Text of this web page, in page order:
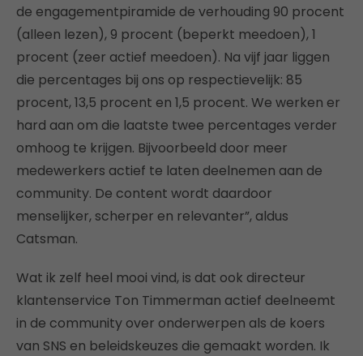
de engagementpiramide de verhouding 90 procent
(alleen lezen), 9 procent (beperkt meedoen), 1
procent (zeer actief meedoen). Na vijf jaar liggen
die percentages bij ons op respectievelijk: 85
procent, 13,5 procent en 1,5 procent. We werken er
hard aan om die laatste twee percentages verder
omhoog te krijgen. Bijvoorbeeld door meer
medewerkers actief te laten deelnemen aan de
community. De content wordt daardoor
menselijker, scherper en relevanter”, aldus
Catsman.
Wat ik zelf heel mooi vind, is dat ook directeur
klantenservice Ton Timmerman actief deelneemt
in de community over onderwerpen als de koers
van SNS en beleidskeuzes die gemaakt worden. Ik